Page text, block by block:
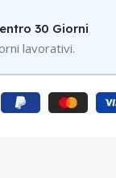
30 Giorni
lavorativi.